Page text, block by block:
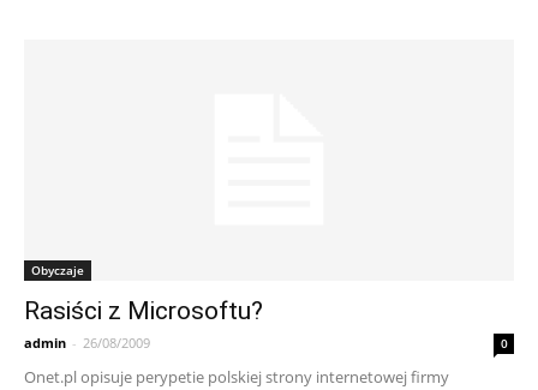
Obyczaje
Rasiści z Microsoftu?
admin - 26/08/2009 0
Onet.pl opisuje perypetie polskiej strony internetowej firmy